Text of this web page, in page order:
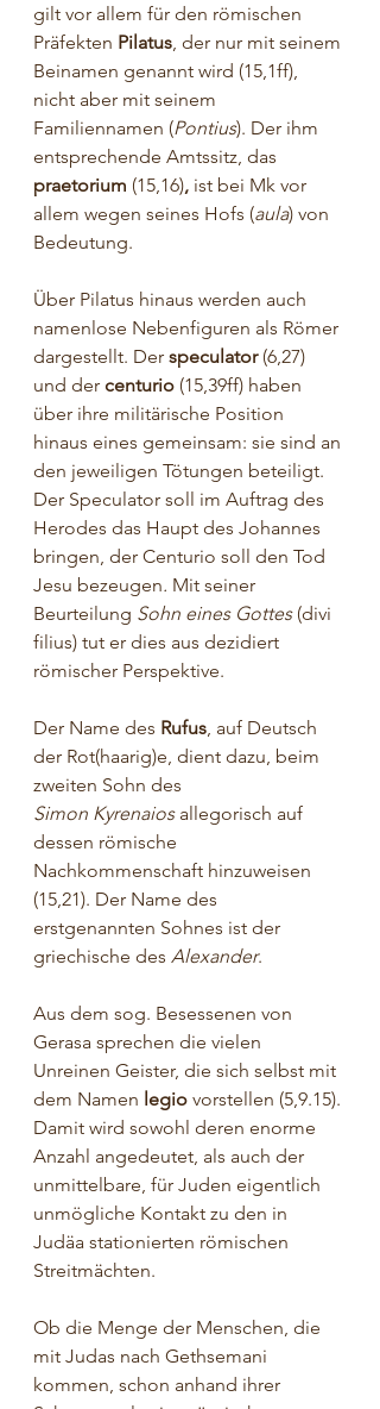
gilt vor allem für den römischen
Präfekten Pilatus , der nur mit seinem
Beinamen genannt wird (15,1ff),
nicht aber mit seinem
Familiennamen (Pontius). Der ihm
entsprechende Amtssitz, das
praetorium (15,16), ist bei Mk vor
allem wegen seines Hofs (aula) von
Bedeutung.
Über Pilatus hinaus werden auch
namenlose Nebenfiguren als Römer
dargestellt. Der speculator (6,27)
und der centurio (15,39ff) haben
über ihre militärische Position
hinaus eines gemeinsam: sie sind an
den jeweiligen Tötungen beteiligt.
Der Speculator soll im Auftrag des
Herodes das Haupt des Johannes
bringen, der Centurio soll den Tod
Jesu bezeugen. Mit seiner
Beurteilung Sohn eines Gottes (divi
filius) tut er dies aus dezidiert
römischer Perspektive.
Der Name des Rufus , auf Deutsch
der Rot(haarig)e, dient dazu, beim
zweiten Sohn des
Simon Kyrenaios allegorisch auf
dessen römische
Nachkommenschaft hinzuweisen
(15,21). Der Name des
erstgenannten Sohnes ist der
griechische des Alexander.
Aus dem sog. Besessenen von
Gerasa sprechen die vielen
Unreinen Geister, die sich selbst mit
dem Namen legio vorstellen (5,9.15).
Damit wird sowohl deren enorme
Anzahl angedeutet, als auch der
unmittelbare, für Juden eigentlich
unmögliche Kontakt zu den in
Judäa stationierten römischen
Streitmächten.
Ob die Menge der Menschen, die
mit Judas nach Gethsemani
kommen, schon anhand ihrer